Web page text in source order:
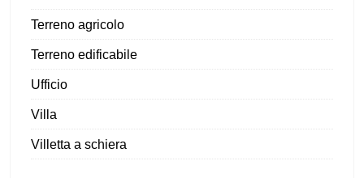
Terreno agricolo
Terreno edificabile
Ufficio
Villa
Villetta a schiera